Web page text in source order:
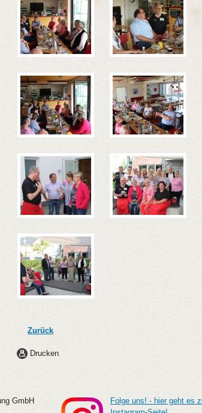
Zurück
Drucken
GmbH
Folge uns! - hier geht es